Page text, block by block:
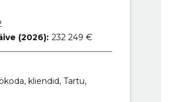
(2026): 232 249 €
kliendid, Tartu,